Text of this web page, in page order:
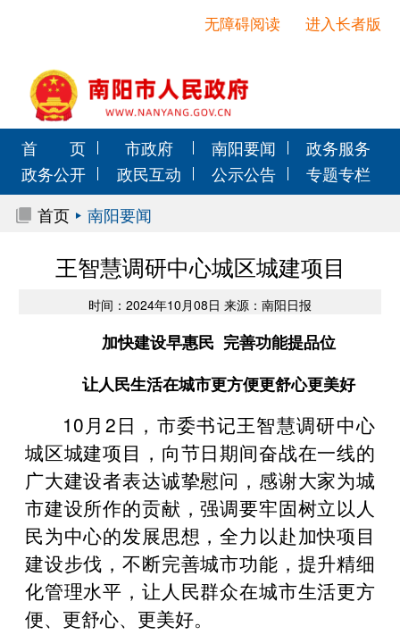
进入长者版
无障碍阅读
首 页 市政府 南阳要闻
政务服务
政务公开
政民互动 公示公告
专题专栏
首页
南阳要闻
王智慧调研中心城区城建项目
时间：2024年10月08日 来源：南阳日报
加快建设早惠民 完善功能提品位
让人民生活在城市更方便更舒心更美好
10月2日，市委书记王智慧调研中心
城区城建项目，向节日期间奋战在一线的
广大建设者表达诚挚慰问，感谢大家为城
市建设所作的贡献，强调要牢固树立以人
民为中心的发展思想，全力以赴加快项目
建设步伐，不断完善城市功能，提升精细
化管理水平，让人民群众在城市生活更方
便、更舒心、更美好。